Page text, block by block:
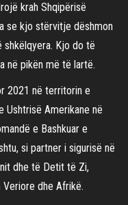
krah Shqipërisë
se kjo stërvitje dëshmon
Kjo do të
në pikën më të lartë.
2021 në territorin e
Ushtrisë Amerikane në
e Bashkuar e
si partner i sigurisë në
dhe të Detit të Zi,
dhe Afrikë.